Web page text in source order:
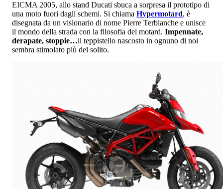
EICMA 2005, allo stand Ducati sbuca a sorpresa il prototipo di
una moto fuori dagli schemi. Si chiama Hypermotard, è
disegnata da un visionario di nome Pierre Terblanche e unisce
il mondo della strada con la filosofia del motard. Impennate,
derapate, stoppie…il teppistello nascosto in ognuno di noi
sembra stimolato più del solito.